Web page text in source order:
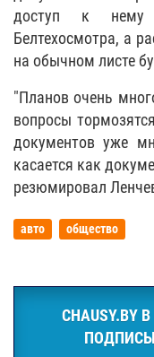
доступ к нему
Белтехосмотра, а
на обычном листе
"Планов очень
вопросы
документов уже
касается как
резюмировал
авто общество
CHAUSY.BY